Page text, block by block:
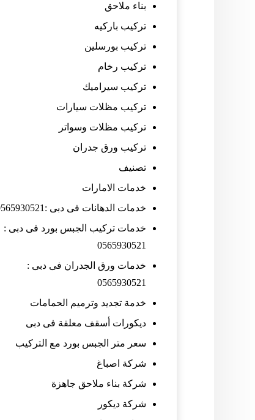
بناء ملاحق
تركيب باركيه
تركيب بورسلين
تركيب رخام
تركيب سيراميك
تركيب مظلات سيارات
تركيب مظلات وسواتر
تركيب ورق جدران
تصنيف
خدمات الامارات
خدمات الدهانات فى دبى :0565930521
خدمات تركيب الجبس بورد فى دبى :
0565930521
خدمات ورق الجدران فى دبى :
0565930521
خدمة تجديد وترميم الحمامات
ديكورات أسقف معلقة فى دبى
سعر متر الجبس بورد مع التركيب
شركة اصباغ
شركة بناء ملاحق جاهزة
شركة ديكور